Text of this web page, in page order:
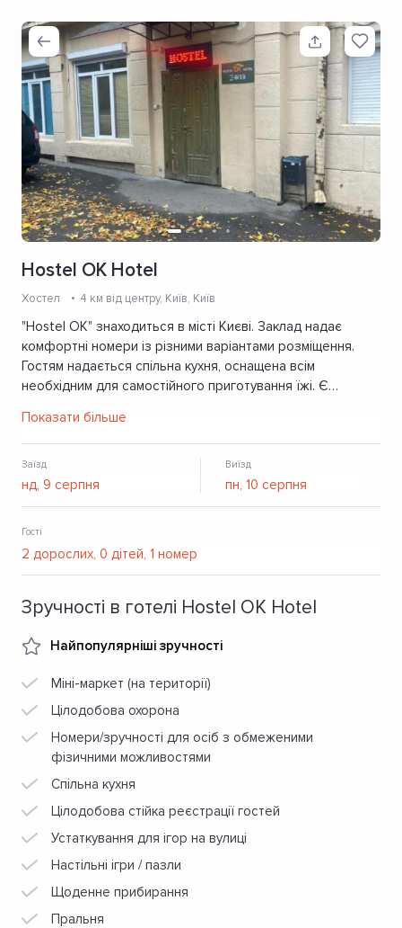
Hostel OK Hotel
Хостел 4 км від центру, Київ, Київ
"Hostel OK" знаходиться в місті Києві. Заклад надає
комфортні номери із різними варіантами розміщення.
Гостям надається спільна кухня, оснащена всім
необхідним для самостійного приготування їжі. Є
паркоовка.
Показати більше
Заїзд Виїзд
Гості
Зручності в готелі Hostel OK Hotel
Найпопулярніші зручності
Міні-маркет (на території)
Цілодобова охорона
Номери/зручності для осіб з обмеженими
фізичними можливостями
Спільна кухня
Цілодобова стійка реєстрації гостей
Устаткування для ігор на вулиці
Настільні ігри / пазли
Щоденне прибирання
Пральня